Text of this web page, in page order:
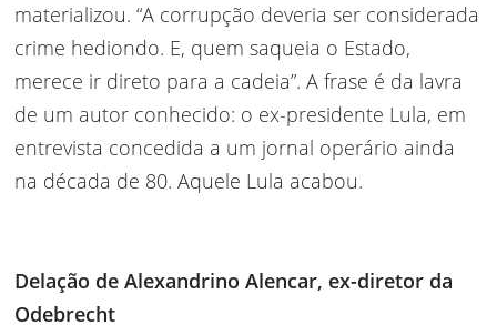
materializou. “A corrupção deveria ser considerada
crime hediondo. E, quem saqueia o Estado,
merece ir direto para a cadeia”. A frase é da lavra
de um autor conhecido: o ex-presidente Lula, em
entrevista concedida a um jornal operário ainda
na década de 80. Aquele Lula acabou.
Delação de Alexandrino Alencar, ex-diretor da
Odebrecht